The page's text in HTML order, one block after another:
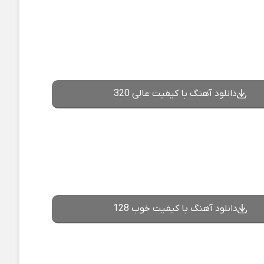
دانلود آهنگ با کیفیت عالی 320
دانلود آهنگ با کیفیت خوب 128